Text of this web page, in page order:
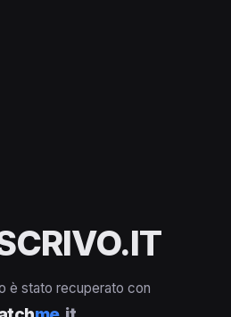
è stato recuperato con